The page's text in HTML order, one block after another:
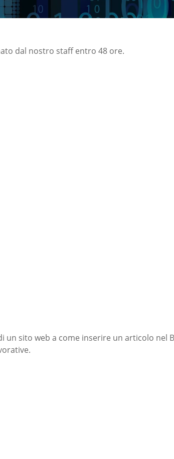
dal nostro staff entro 48 ore.
un sito web a come inserire un articolo nel